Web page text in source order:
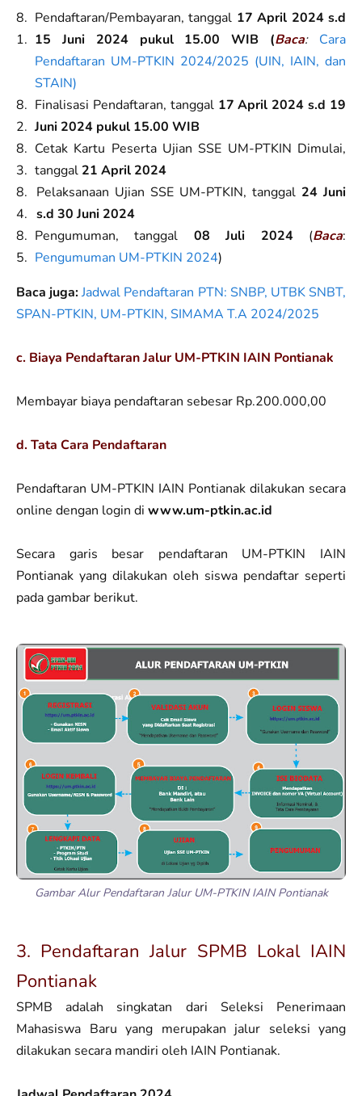
Pendaftaran/Pembayaran, tanggal 17 April 2024 s.d
15 Juni 2024 pukul 15.00 WIB (Baca:
Cara
Pendaftaran UM-PTKIN 2024/2025 (UIN, IAIN, dan
STAIN)
Finalisasi Pendaftaran, tanggal 17 April 2024 s.d 19
Juni 2024 pukul 15.00 WIB
Cetak Kartu Peserta Ujian SSE UM-PTKIN Dimulai,
tanggal 21 April 2024
Pelaksanaan Ujian SSE UM-PTKIN, tanggal 24 Juni
s.d 30 Juni 2024
Pengumuman, tanggal 08 Juli 2024 (Baca:
Pengumuman UM-PTKIN 2024)
Baca juga:Jadwal Pendaftaran PTN: SNBP, UTBK SNBT,
SPAN-PTKIN, UM-PTKIN, SIMAMA T.A 2024/2025
c. Biaya Pendaftaran Jalur UM-PTKIN IAIN Pontianak
Membayar biaya pendaftaran sebesar Rp.200.000,00
d. Tata Cara Pendaftaran
Pendaftaran UM-PTKIN IAIN Pontianak dilakukan secara
online dengan login di www.um-ptkin.ac.id
Secara garis besar pendaftaran UM-PTKIN IAIN
Pontianak yang dilakukan oleh siswa pendaftar seperti
pada gambar berikut.
Gambar Alur Pendaftaran Jalur UM-PTKIN IAIN Pontianak
3. Pendaftaran Jalur SPMB Lokal IAIN
Pontianak
SPMB adalah singkatan dari Seleksi Penerimaan
Mahasiswa Baru yang merupakan jalur seleksi yang
dilakukan secara mandiri oleh IAIN Pontianak.